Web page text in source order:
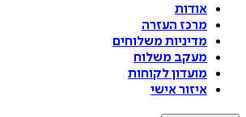
אודות
מרכז העזרה
מדיניות משלוחים
מעקב משלוח
מועדון לקוחות
איזור אישי